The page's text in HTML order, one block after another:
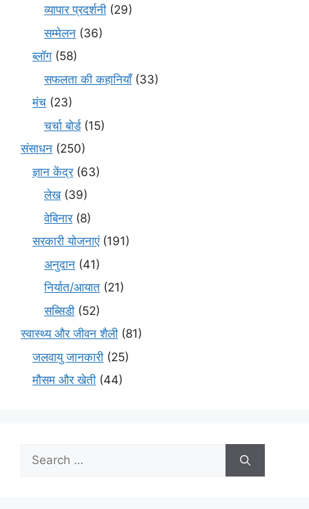
व्यापार प्रदर्शनी (29)
सम्मेलन (36)
ब्लॉग (58)
सफलता की कहानियाँ(33)
मंच (23)
चर्चा बोर्ड(15)
संसाधन (250)
ज्ञान केंद्र(63)
लेख(39)
वेबिनार(8)
सरकारी योजनाएं(191)
अनुदान (41)
निर्यात/आयात (21)
सब्सिडी (52)
स्वास्थ्य और जीवन शैली (81)
जलवायु जानकारी (25)
मौसम और खेती (44)